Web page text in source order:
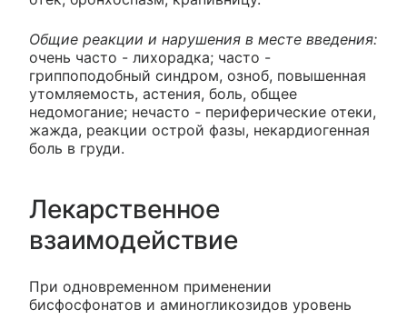
Общие реакции и нарушения в месте введения:
очень часто - лихорадка; часто -
гриппоподобный синдром, озноб, повышенная
утомляемость, астения, боль, общее
недомогание; нечасто - периферические отеки,
жажда, реакции острой фазы, некардиогенная
боль в груди.
Лекарственное
взаимодействие
При одновременном применении
бисфосфонатов и аминогликозидов уровень